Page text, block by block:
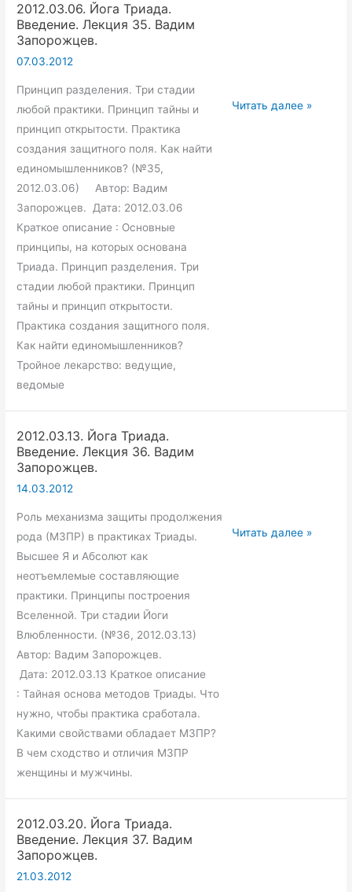
2012.03.06. Йога Триада.
Введение. Лекция 35. Вадим
Запорожцев.
07.03.2012
Принцип разделения. Три стадии
любой практики. Принцип тайны и
принцип открытости. Практика
создания защитного поля. Как найти
единомышленников? (№35,
2012.03.06) Автор: Вадим
Запорожцев. Дата: 2012.03.06
Краткое описание : Основные
принципы, на которых основана
Триада. Принцип разделения. Три
стадии любой практики. Принцип
тайны и принцип открытости.
Практика создания защитного поля.
Как найти единомышленников?
Тройное лекарство: ведущие,
ведомые
2012.03.06.
Читать далее »
2012.03.13. Йога Триада.
Введение. Лекция 36. Вадим
Запорожцев.
14.03.2012
Роль механизма защиты продолжения
рода (МЗПР) в практиках Триады.
Высшее Я и Абсолют как
неотъемлемые составляющие
практики. Принципы построения
Вселенной. Три стадии Йоги
Влюбленности. (№36, 2012.03.13)
Автор: Вадим Запорожцев.
Дата: 2012.03.13 Краткое описание
: Тайная основа методов Триады. Что
нужно, чтобы практика сработала.
Какими свойствами обладает МЗПР?
В чем сходство и отличия МЗПР
женщины и мужчины.
2012.03.13.
Читать далее »
2012.03.20. Йога Триада.
Введение. Лекция 37. Вадим
Запорожцев.
21.03.2012